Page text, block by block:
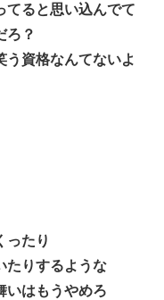
てると思い込んでて
ろ？
う資格なんてないよ
ったり
たりするような
いはもうやめろ